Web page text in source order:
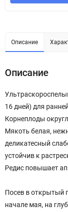
Описание
Описание
16 дней) для
Корнеплоды
Мякоть белая,
деликатесный
устойчив к
Редис повышает
Посев в открытый
начале мая, на